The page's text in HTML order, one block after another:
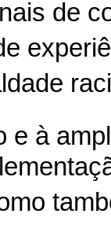
de
e à